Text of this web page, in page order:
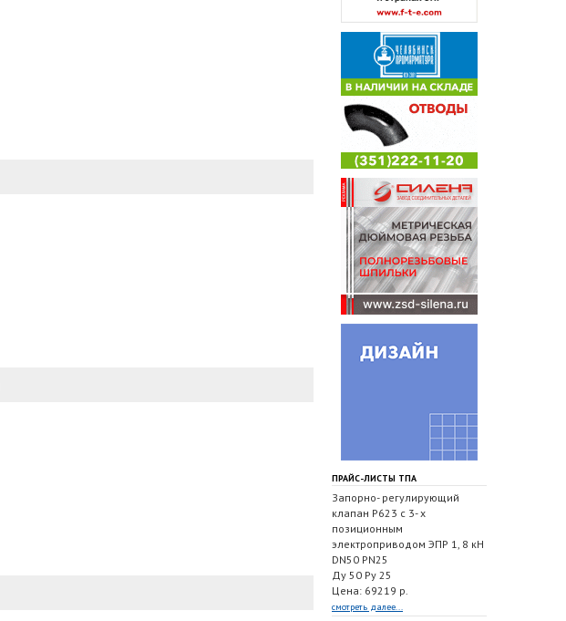
ПРАЙС-ЛИСТЫ ТПА
Запорно- регулирующий
клапан Р623 с 3- х
позиционным
электроприводом ЭПР 1, 8 кН
DN50 PN25
Ду 50 Ру 25
Цена: 69219 р.
смотреть далее...